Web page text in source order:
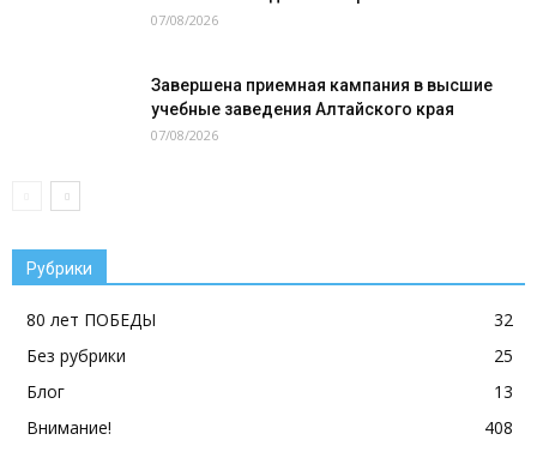
07/08/2026
Завершена приемная кампания в высшие
учебные заведения Алтайского края
07/08/2026
Рубрики
80 лет ПОБЕДЫ
32
Без рубрики
25
Блог
13
Внимание!
408